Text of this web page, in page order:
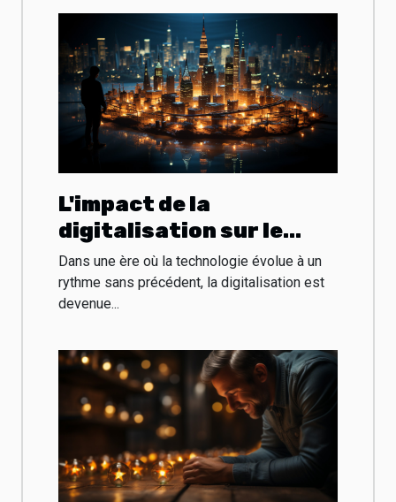
L'impact de la
digitalisation sur le
monde des entreprises
Dans une ère où la technologie évolue à un
rythme sans précédent, la digitalisation est
devenue...